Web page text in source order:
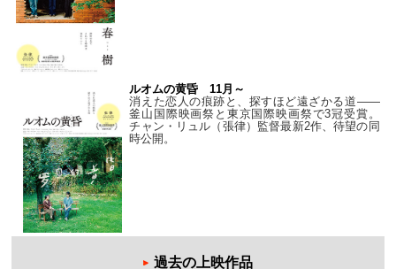
ルオムの黄昏 11月～
消えた恋人の痕跡と、探すほど遠ざかる道——
釜山国際映画祭と東京国際映画祭で3冠受賞。
チャン・リュル（張律）監督最新2作、待望の同
時公開。
過去の上映作品